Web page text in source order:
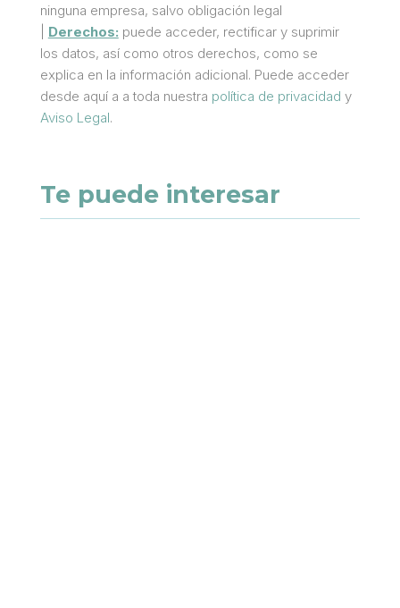
ninguna empresa, salvo obligación legal
Derechos: puede acceder, rectificar y suprimir
los datos, así como otros derechos, como se
explica en la información adicional. Puede acceder
desde aquí a a toda nuestra política de privacidad y
Aviso Legal.
Te puede interesar